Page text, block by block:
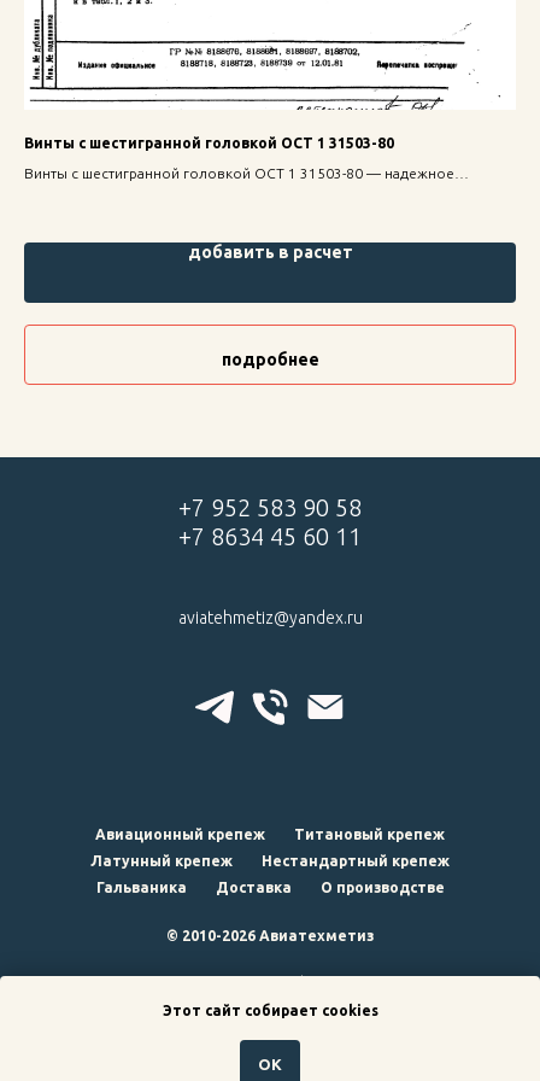
Винты с шестигранной головкой ОСТ 1 31503-80
Винты с шестигранной головкой ОСТ 1 31503-80 — надежное
добавить в расчет
подробнее
+7 952 583 90 58
+7 8634 45 60 11
aviatehmetiz@yandex.ru
Авиационный крепеж
Титановый крепеж
Латунный крепеж
Нестандартный крепеж
Гальваника
Доставка О производстве
© 2010-2026 Авиатехметиз
наверх
Этот сайт собирает cookies
ОК